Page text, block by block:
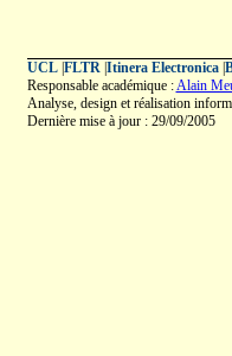
UCL| FLTR| Itinera Electronica|
Responsable académique :Alain
Analyse, design et réalisation
Dernière mise à jour : 29/09/2005